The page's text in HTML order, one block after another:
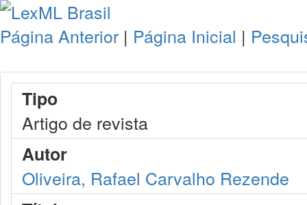
Página Anterior | Página Inicial |
Tipo
Artigo de revista
Autor
Oliveira, Rafael Carvalho Rezende